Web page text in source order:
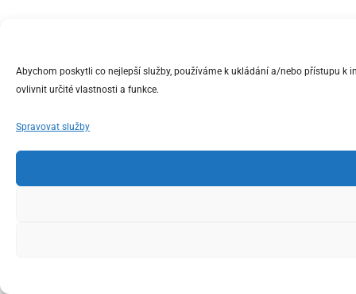
Abychom poskytli co nejlepší služby, používáme k ukládání a/nebo přístupu
ovlivnit určité vlastnosti a funkce.
Spravovat služby